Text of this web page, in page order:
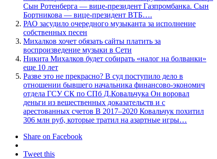
Сын Ротенберга — вице-президент Газпромбанка. Сын
Бортникова — вице-президент ВТБ….
РАО засудило очередного музыканта за исполнение
собственных песен
Михалков хочет обязать сайты платить за
воспроизведение музыки в Сети
Никита Михалков будет собирать «налог на болванки»
еще 10 лет
Разве это не прекрасно? В суд поступило дело в
отношении бывшего начальника финансово-экономич
отдела ГСУ СК по СПб Д.Ковальчука Он воровал
деньги из вещественных доказательств и с
арестованных счетов В 2017–2020 Ковальчук похитил
306 млн руб, которые тратил на азартные игры…
Share on Facebook
Tweet this